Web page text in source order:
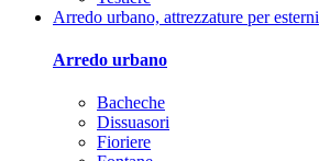
Arredo urbano, attrezzature per esterni
Arredo urbano
Bacheche
Dissuasori
Fioriere